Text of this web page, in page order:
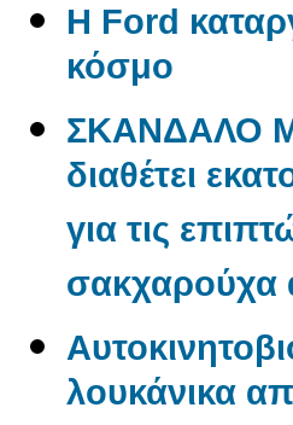
Η Ford
κόσμο
ΣΚΑΝΔΑΛΟ
διαθέτει
για τις
σακχαρούχα
λουκάνικα